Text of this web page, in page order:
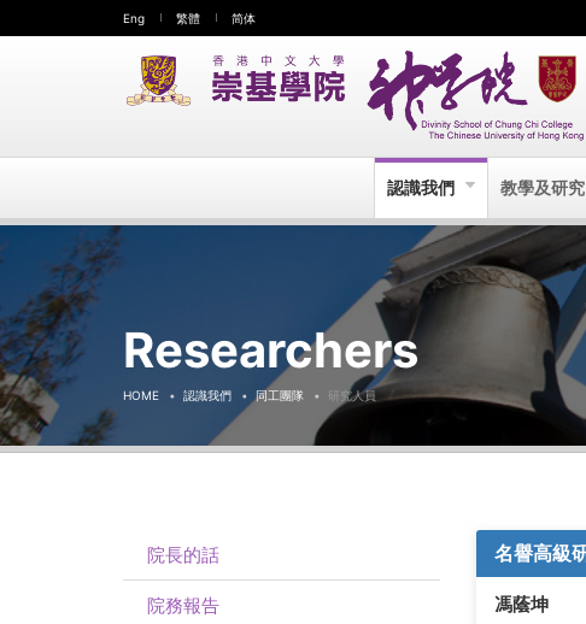
Eng 繁體 简体
認識我們 教學及研究
Researchers
HOME 認識我們 同工團隊 研究人員
名譽高級
馮蔭坤
院長的話
院務報告